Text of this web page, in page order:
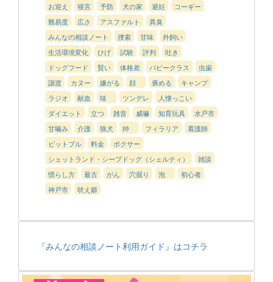
お迎え 寝言 予防 犬の家 避妊
コーギー
難易度
広さ アスファルト
異臭
みんなの相談ノート
捜索 甘味
外飼い
生活環境変化
ひげ 試験 評判
吐き
ドッグフード
賢い 体格差 パピークラス
虫歯
譲渡
カヌー 嫌がる 顔 褒める
キャンプ
ラジオ
献血 味 ツンデレ
人懐っこい
ダイエット
立つ 雑音 威嚇 知育玩具
水戸市
甘噛み
介護 猟犬 狆 フィラリア
看護師
ピットブル
料金
ボクサー
シェットランド・シープドッグ（シェルティ）
雑談
慣らし方
最古 がん 穴掘り 泡
初心者
神戸市
吠え癖
『みんなの相談ノート利用ガイド』はコチラ